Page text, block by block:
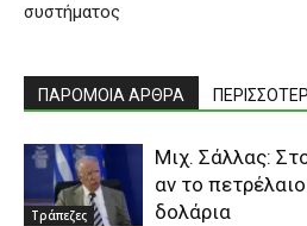
συστήματος
ΠΑΡΟΜΟΙΑ ΑΡΘΡΑ
Τράπεζες
Mιχ. Σάλλας:
αν το
δολάρια